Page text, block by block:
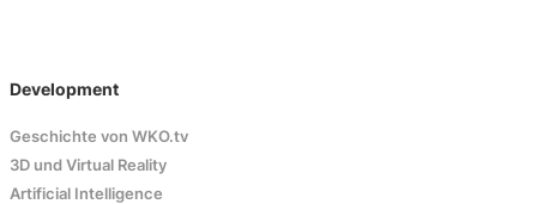
Development
Geschichte von WKO.tv
3D und Virtual Reality
Artificial Intelligence